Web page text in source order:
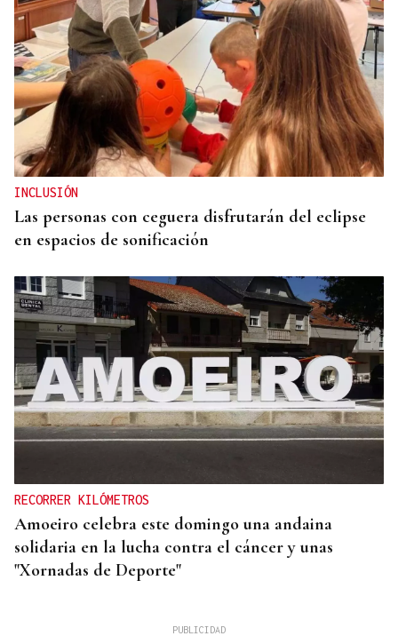
INCLUSIÓN
Las personas con ceguera disfrutarán del eclipse
en espacios de sonificación
RECORRER KILÓMETROS
Amoeiro celebra este domingo una andaina
solidaria en la lucha contra el cáncer y unas
"Xornadas de Deporte"